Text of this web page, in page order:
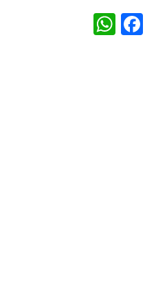
Facebook